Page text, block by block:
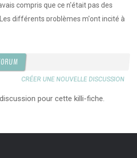
compris que ce n'était pas des
différents problèmes m'ont incité à
CRÉER UNE NOUVELLE DISCUSSION
pour cette killi-fiche.